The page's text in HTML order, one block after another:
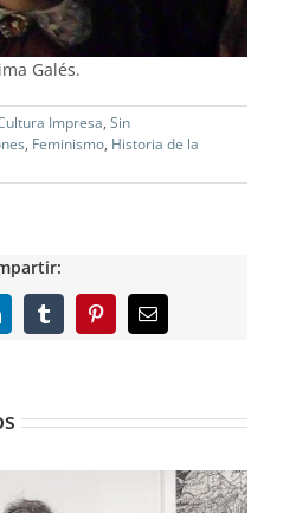
Galés.
Impresa, Sin
, Feminismo, Historia de la
TumblrPinterestCorreo